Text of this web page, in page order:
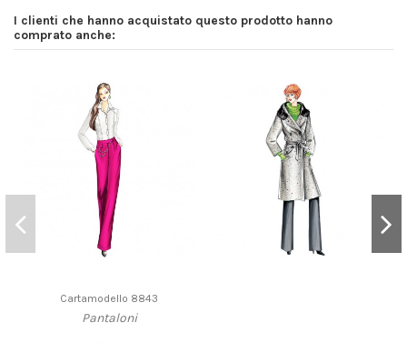
I clienti che hanno acquistato questo prodotto hanno
comprato anche:
Cartamodello 8843
Pantaloni